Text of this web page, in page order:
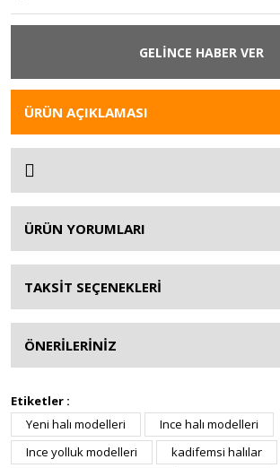
GELİNCE HABER VER
ÜRÜN AÇIKLAMASI
ÜRÜN YORUMLARI
TAKSİT SEÇENEKLERİ
ÖNERİLERİNİZ
Etiketler :
Yeni halı modelleri
Ince halı modelleri
Ince yolluk modelleri
kadifemsi halılar